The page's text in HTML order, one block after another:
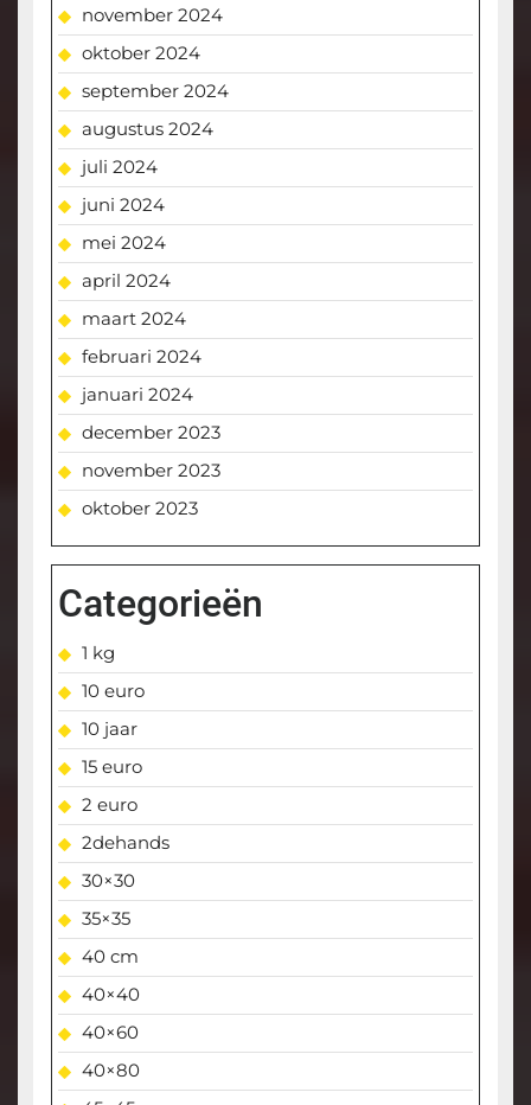
november 2024
oktober 2024
september 2024
augustus 2024
juli 2024
juni 2024
mei 2024
april 2024
maart 2024
februari 2024
januari 2024
december 2023
november 2023
oktober 2023
Categorieën
1 kg
10 euro
10 jaar
15 euro
2 euro
2dehands
30×30
35×35
40 cm
40×40
40×60
40×80